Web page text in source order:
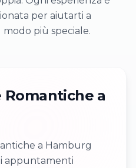
per aiutarti a
più speciale.
Romantiche a
a Hamburg
appuntamenti